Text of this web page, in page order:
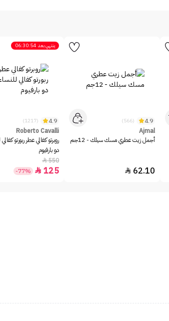
4.9
(566)
Ajmal
أجمل زيت عطري مسك سيلك - 12جم
62.10

ينتهي بعد 06:30:54
4.9
(1217)
Roberto Cavalli
روبرتو كفالي عطر ربورتو
دو بارفيوم
550

125

-77%